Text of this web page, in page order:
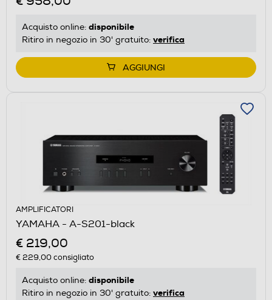
Acquisto online: disponibile
Ritiro in negozio in 30' gratuito: verifica
AGGIUNGI
AMPLIFICATORI
YAMAHA - A-S201-black
€ 219,00
€ 229,00consigliato
Acquisto online: disponibile
Ritiro in negozio in 30' gratuito: verifica